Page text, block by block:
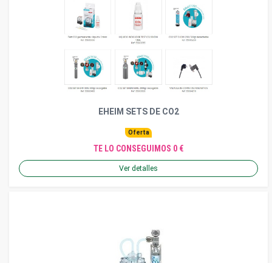
EHEIM SETS DE CO2
Oferta
TE LO CONSEGUIMOS 0 €
Ver detalles